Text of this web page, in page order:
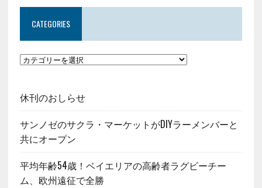
CATEGORIES
休刊のおしらせ
サンノゼのサクラ・マーケットがDIYラーメンバーと
共にオープン
平均年齢54歳！ベイエリアの高齢者ラグビーチー
ム、欧州遠征で全勝